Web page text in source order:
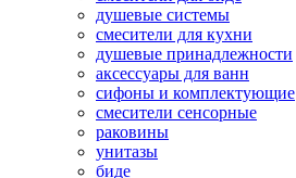
душевые системы
смесители для кухни
душевые принадлежности
аксессуары для ванн
сифоны и комплектующие
смесители сенсорные
раковины
унитазы
биде